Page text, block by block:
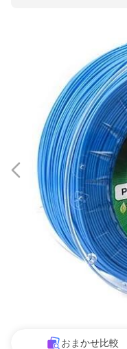
おまかせ比較